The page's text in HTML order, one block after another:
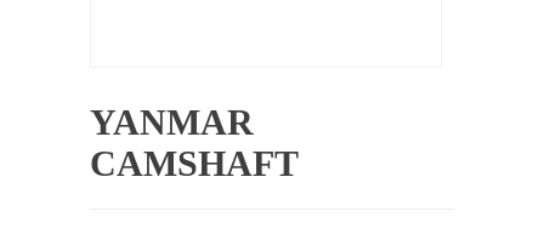
YANMAR
CAMSHAFT